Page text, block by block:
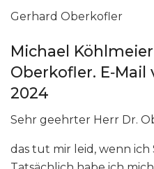
Gerhard Oberkofler
Michael
Oberkofler.
2024
Sehr geehrter Herr Dr.
das tut mir leid, wenn ich